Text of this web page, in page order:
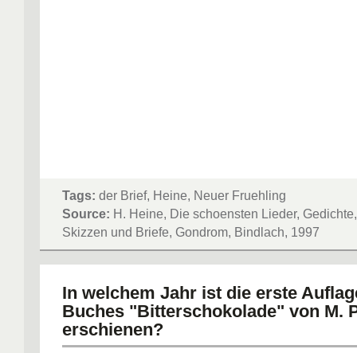
Tags: der Brief, Heine, Neuer Fruehling
Source: H. Heine, Die schoensten Lieder,
Skizzen und Briefe, Gondrom, Bindlach, 1997
In welchem Jahr ist die erste
Buches "Bitterschokolade" von M.
erschienen?